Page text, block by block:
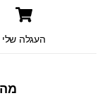
העגלה שלי
מה